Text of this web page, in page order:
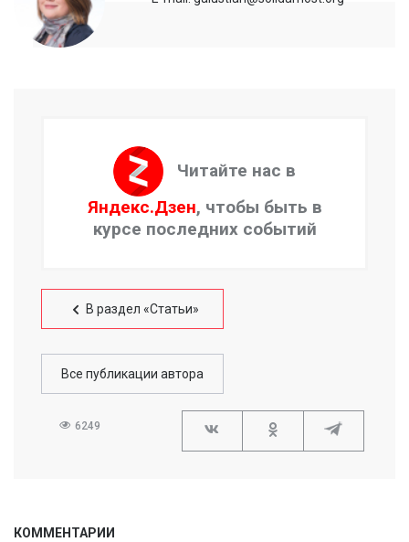
Читайте нас в
Яндекс.Дзен, чтобы быть в
курсе последних событий
В раздел «Статьи»
Все публикации автора
6249
КОММЕНТАРИИ